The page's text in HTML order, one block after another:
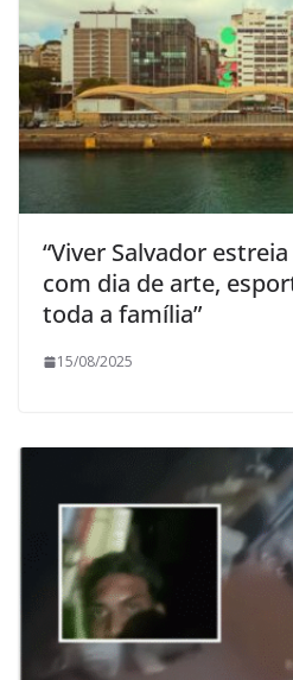
“Viver Salvador
com dia de arte,
toda a família”
15/08/2025